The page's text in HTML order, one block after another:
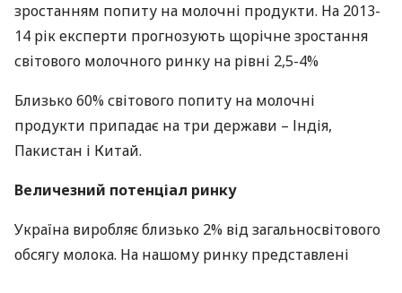
зростанням попиту на молочні продукти. На 2013-
14 рік експерти прогнозують щорічне зростання
світового молочного ринку на рівні 2,5-4%
Близько 60% світового попиту на молочні
продукти припадає на три держави – Індія,
Пакистан і Китай.
Величезний потенціал ринку
Україна виробляє близько 2% від загальносвітового
обсягу молока. На нашому ринку представлені